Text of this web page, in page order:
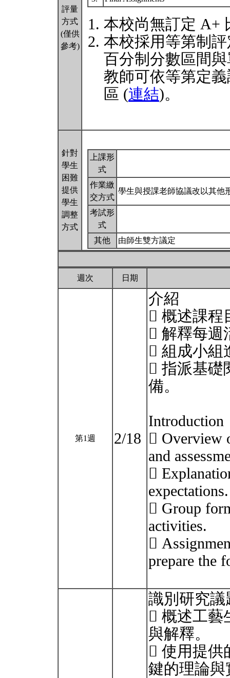
評量
方式
(僅供
參考)
本校尚無訂定 A+
本校採用等第制
百分制分數區間
教師可依等第定
區 (連結)。
針對
學生
困難
提供
學生
調整
方式
上課形
式
作業繳
交方式
學生與授課老師協議改以其他
考試形
式
其他
由師生雙方議定
週次 日期
第1週 2/18
介紹
 概述課程
 解釋每週
 組成小組
 指派基礎
備。
Introduction
 Overview
and

expectations.
 Group
activities.

prepare the
識別研究議
 概述工藝
與解釋。
 使用提供
鍵的理論